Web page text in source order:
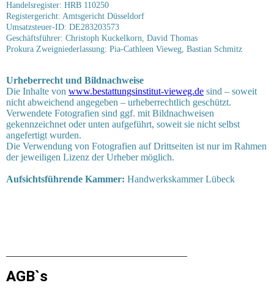
Handelsregister: HRB 110250
Registergericht: Amtsgericht Düsseldorf
Umsatzsteuer-ID: DE283203573
Geschäftsführer: Christoph Kuckelkorn, David Thomas
Prokura Zweigniederlassung: Pia-Cathleen Vieweg, Bastian Schmitz
Urheberrecht und Bildnachweise
Die Inhalte von www.bestattungsinstitut-vieweg.de sind – soweit
nicht abweichend angegeben – urheberrechtlich geschützt.
Verwendete Fotografien sind ggf. mit Bildnachweisen
gekennzeichnet oder unten aufgeführt, soweit sie nicht selbst
angefertigt wurden.
Die Verwendung von Fotografien auf Drittseiten ist nur im Rahmen
der jeweiligen Lizenz der Urheber möglich.
Aufsichtsführende Kammer: Handwerkskammer Lübeck
AGB`s